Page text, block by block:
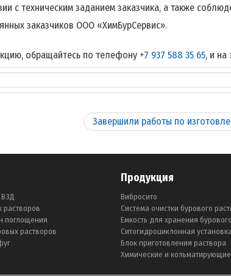
с техническим заданием заказчика, а также
заказчиков ООО «ХимБурСервис».
обращайтесь по телефону +7 937 588 35 65, и на
Завершили работы по
растворов
поглощения
растворов
Продукция
Вибросито
Система очистки бурового
Емкость для хранения
Ситогидроциклонная
Блок приготовления раствора
Химические и кольматирующие